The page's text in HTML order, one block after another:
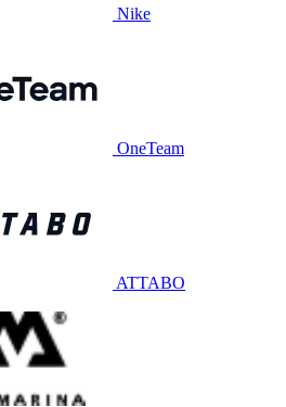
Nike
OneTeam
ATTABO